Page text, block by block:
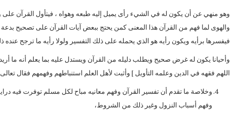
وهو منهي عن أن يكون له في الشيء رأى يميل إليه طبعه وهواه ، فيتأول القرآن
والهوى لما فهم من القرآن هذا المعنى كمن يحتج ببعض آيات القرآن على تصحيح بدعة
فيفسرها برأيه ويكون رأيه هو الذي يحمله على ذلك التفسير ولولا رأيه ما ترجح عنده
وأحيانا يكون له غرض صحيح ويطلب دليله من القرآن ويستدل عليه بما يعلم أنه ما
اللهم فقهه في الدين وعلمه التأويل ] وأثبت لأهل العلم استنباطهم وفهمهم فقال
وخلاصة ما تقدم أن تفسير القرآن وفهم معانيه مباح لكل مسلم توفرت فيه
وفهم أسباب النزول وغير ذلك من الشروط،